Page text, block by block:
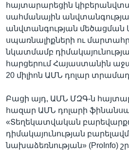
հայտարարեցին
սահմանային
անվտանգության մեծացման
սպառնալիքների ու
նկատմամբ
հարցերում Հայաստանին
20 միլիոն ԱՄՆ դոլար
Բացի այդ, ԱՄՆ ՄԶԳ-ն
հազար ԱՄՆ դոլարի
«Տեղեկատվական
դիմակայունության
նախաձեռնության» (ProInfo)